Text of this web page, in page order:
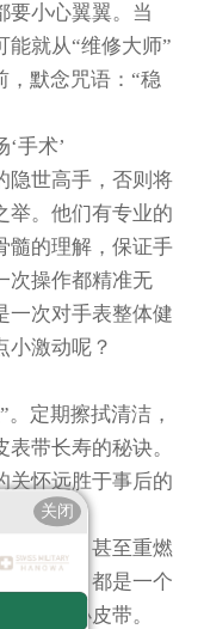
要小心翼翼。当
能就从“维修大师”
，默念咒语：“稳
手术’
世高手，否则将
举。他们有专业的
髓的理解，保证手
次操作都精准无
一次对手表整体健
小激动呢？
定期擦拭清洁，
带长寿的秘诀。
关怀远胜于事后的
乐趣，甚至重燃
题背后，都是一个
表的小皮带。
关闭